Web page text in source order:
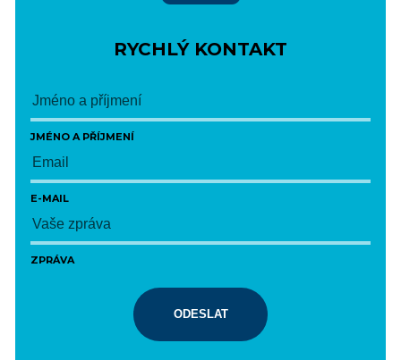
RYCHLÝ KONTAKT
JMÉNO A PŘÍJMENÍ
E-MAIL
ZPRÁVA
ODESLAT